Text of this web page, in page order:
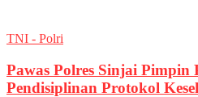
TNI - Polri
Pawas Polres Sinjai Pimpin
Pendisiplinan Protokol